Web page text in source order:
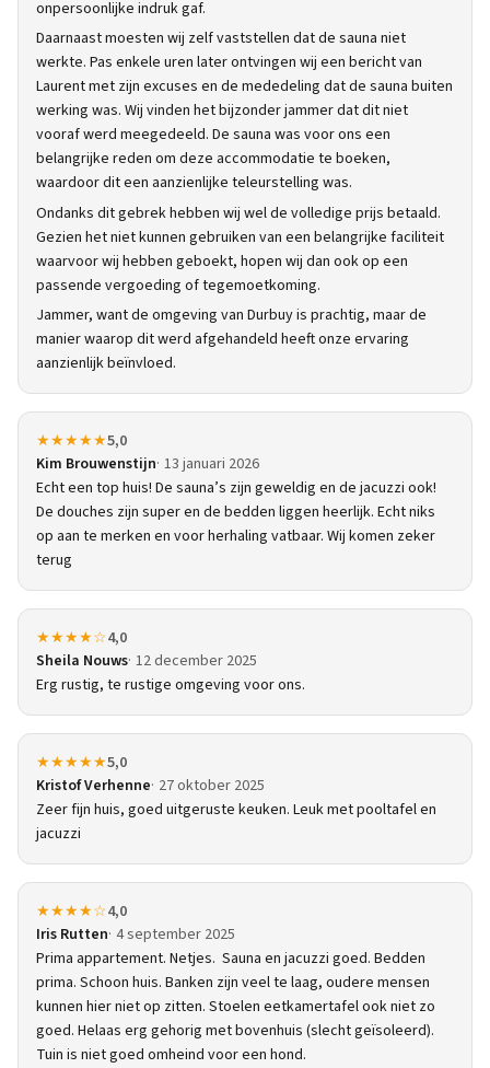
onpersoonlijke indruk gaf.
Daarnaast moesten wij zelf vaststellen dat de sauna niet
werkte. Pas enkele uren later ontvingen wij een bericht van
Laurent met zijn excuses en de mededeling dat de sauna buiten
werking was. Wij vinden het bijzonder jammer dat dit niet
vooraf werd meegedeeld. De sauna was voor ons een
belangrijke reden om deze accommodatie te boeken,
waardoor dit een aanzienlijke teleurstelling was.
Ondanks dit gebrek hebben wij wel de volledige prijs betaald.
Gezien het niet kunnen gebruiken van een belangrijke faciliteit
waarvoor wij hebben geboekt, hopen wij dan ook op een
passende vergoeding of tegemoetkoming.
Jammer, want de omgeving van Durbuy is prachtig, maar de
manier waarop dit werd afgehandeld heeft onze ervaring
aanzienlijk beïnvloed.
★★★★★5,0
Kim Brouwenstijn 13 januari 2026
Echt een top huis! De sauna’s zijn geweldig en de jacuzzi ook!
De douches zijn super en de bedden liggen heerlijk. Echt niks
op aan te merken en voor herhaling vatbaar. Wij komen zeker
terug
★★★★☆4,0
Sheila Nouws 12 december 2025
Erg rustig, te rustige omgeving voor ons.
★★★★★5,0
Kristof Verhenne 27 oktober 2025
Zeer fijn huis, goed uitgeruste keuken. Leuk met pooltafel en
jacuzzi
★★★★☆4,0
Iris Rutten 4 september 2025
Prima appartement. Netjes. Sauna en jacuzzi goed. Bedden
prima. Schoon huis. Banken zijn veel te laag, oudere mensen
kunnen hier niet op zitten. Stoelen eetkamertafel ook niet zo
goed. Helaas erg gehorig met bovenhuis (slecht geïsoleerd).
Tuin is niet goed omheind voor een hond.